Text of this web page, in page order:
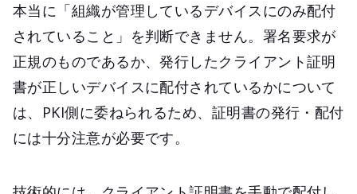
本当に「組織が管理しているデバイスにのみ配付
されていること」を判断できません。署名要求が
正規のものであるか、発行したクライアント証明
書が正しいデバイスに配付されているかについて
は、PKI側に委ねられるため、証明書の発行・配付
には十分注意が必要です。